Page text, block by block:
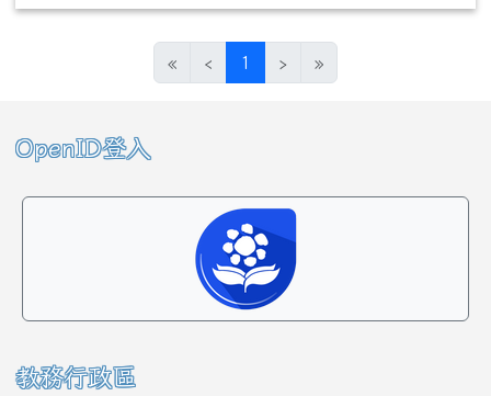
« ‹ 1 (目前頁次)
› »
左邊區域內容
OpenID登入
教務行政區